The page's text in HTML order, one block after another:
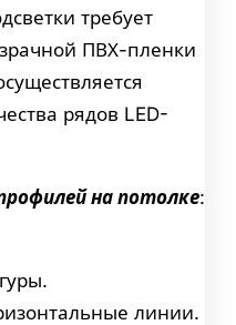
требует
ПВХ-пленки
рядов LED-
на потолке:
линии.